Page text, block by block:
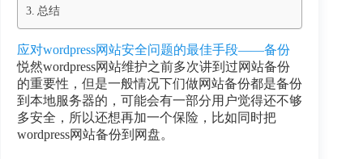
总结
应对wordpress网站安全问题的最佳手段——备份
悦然wordpress网站维护之前多次讲到过网站备份
的重要性，但是一般情况下们做网站备份都是备份
到本地服务器的，可能会有一部分用户觉得还不够
多安全，所以还想再加一个保险，比如同时把
wordpress网站备份到网盘。